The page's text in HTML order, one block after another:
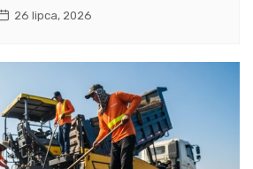
26 lipca, 2026